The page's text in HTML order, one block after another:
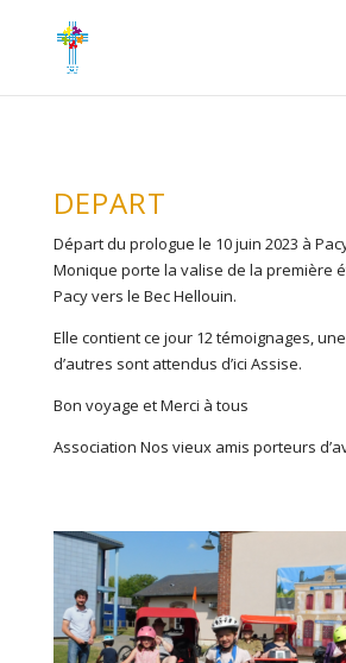
DEPART
Départ du prologue le 10 juin 2023 à
Monique porte la valise de la première
Pacy vers le Bec Hellouin.
Elle contient ce jour 12 témoignages,
d’autres sont attendus d’ici Assise.
Bon voyage et Merci à tous
Association Nos vieux amis porteurs